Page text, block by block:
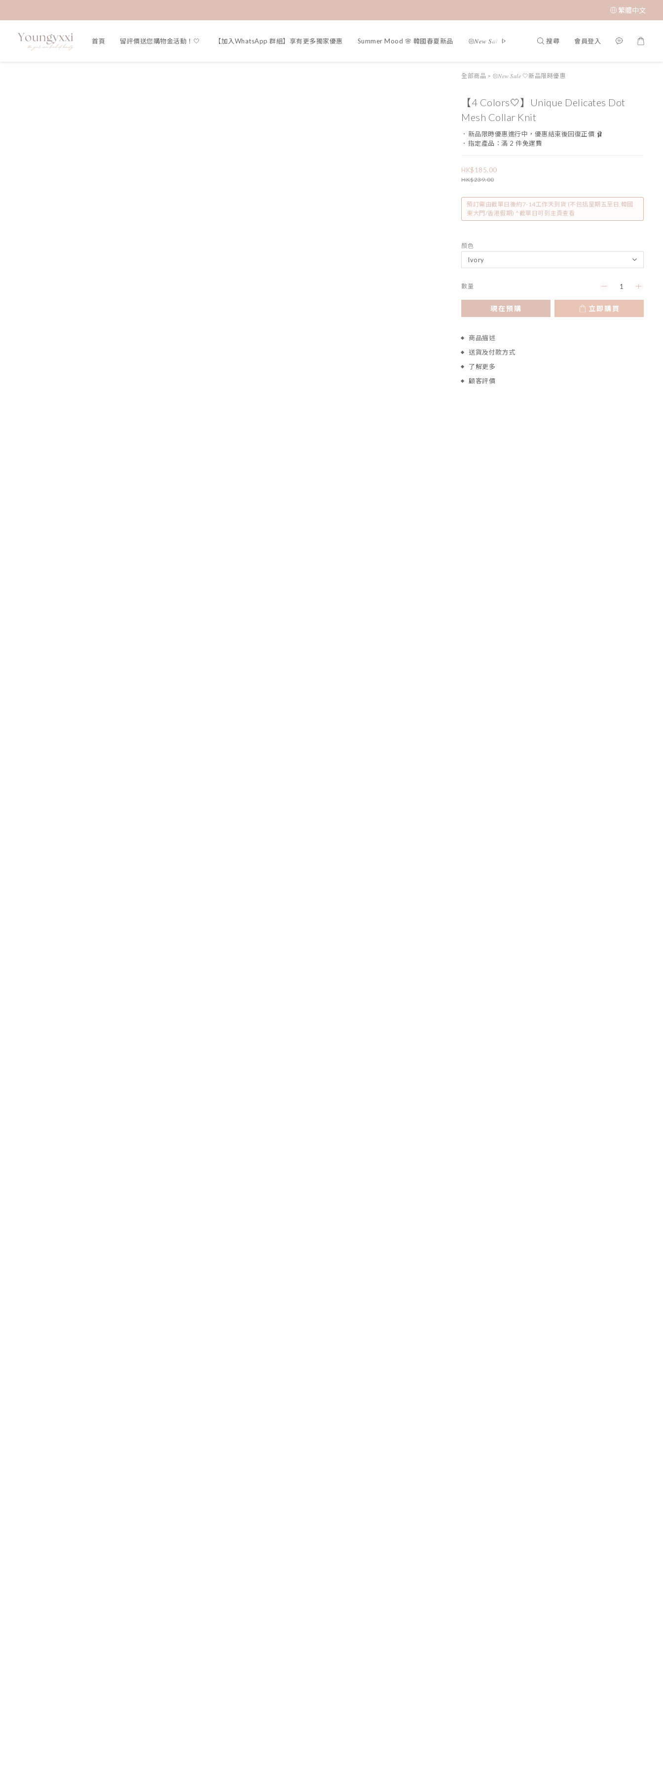
繁體中文
首頁 留評價送您購物金活動！🤍 【加入WhatsApp 群組】享有更多獨家優惠 Summer Mood 🌸 韓國春夏新品 𑁍𝑁𝑒𝑤 𝑆𝑎𝑙𝑒 🤍新品限時優惠 限時成本價優惠 低至 $65 𝑆𝑢𝑝𝑒𝑟
搜尋 會員登入
全部商品 > 𑁍𝑁𝑒𝑤 𝑆𝑎𝑙𝑒 🤍新品限時優惠
【4 Colors🤍】Unique Delicates Dot
Mesh Collar Knit
．新品限時優惠進行中，優惠結束後回復正價 🩰
．指定產品：滿 2 件免運費
HK$185.00
HK$239.00
預訂需由截單日後約7-14工作天到貨 (不包括星期五至日,韓國
東大門/香港假期) ^截單日可到主頁查看
顏色
數量
現在預購 立即購買
商品描述
送貨及付款方式
了解更多
顧客評價